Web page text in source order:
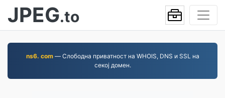
JPEG.to
ns6. com— Слободна приватност на WHOIS, DNS и SSL на
секој домен.